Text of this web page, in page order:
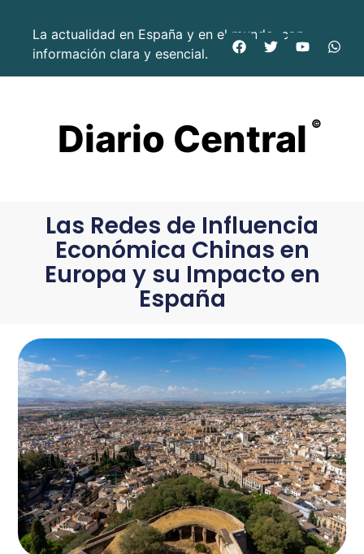
La actualidad en España y en el mundo, con
información clara y esencial.
Diario Central ©
Las Redes de Influencia
Económica Chinas en
Europa y su Impacto en
España